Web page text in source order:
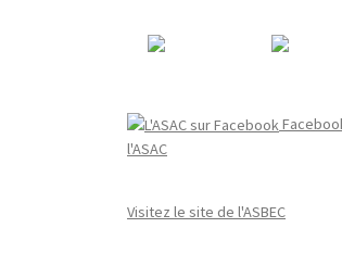
l'ASAC
Visitez le site de l'ASBEC